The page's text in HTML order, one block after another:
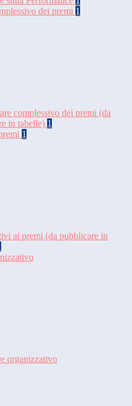
dei premi 1
complessivo dei premi (da
in tabelle) 1
1
ai premi (da pubblicare in
organizzativo